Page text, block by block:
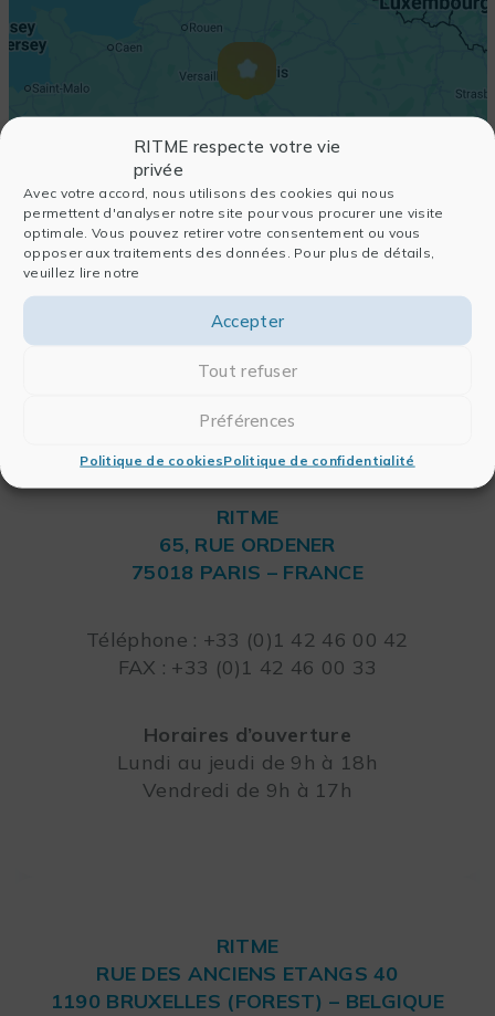
RITME respecte votre vie
privée
Avec votre accord, nous utilisons des cookies qui nous
permettent d'analyser notre site pour vous procurer une visite
optimale. Vous pouvez retirer votre consentement ou vous
opposer aux traitements des données. Pour plus de détails,
veuillez lire notre
Accepter
Tout refuser
Préférences
Politique de cookiesPolitique de confidentialité
RITME
65, RUE ORDENER
75018 PARIS – FRANCE
Téléphone : +33 (0)1 42 46 00 42
FAX : +33 (0)1 42 46 00 33
Horaires d’ouverture
Lundi au jeudi de 9h à 18h
Vendredi de 9h à 17h
RITME
RUE DES ANCIENS ETANGS 40
1190 BRUXELLES (FOREST) – BELGIQUE